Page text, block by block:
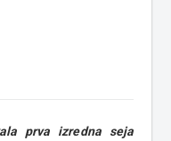
prva izredna seja